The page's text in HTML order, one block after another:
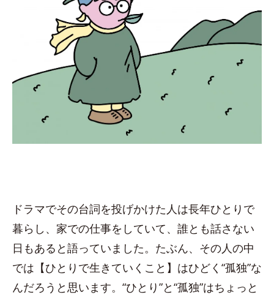
ドラマでその台詞を投げかけた人は長年ひとりで
暮らし、家での仕事をしていて、誰とも話さない
日もあると語っていました。たぶん、その人の中
では【ひとりで生きていくこと】はひどく“孤独”な
んだろうと思います。“ひとり”と“孤独”はちょっと